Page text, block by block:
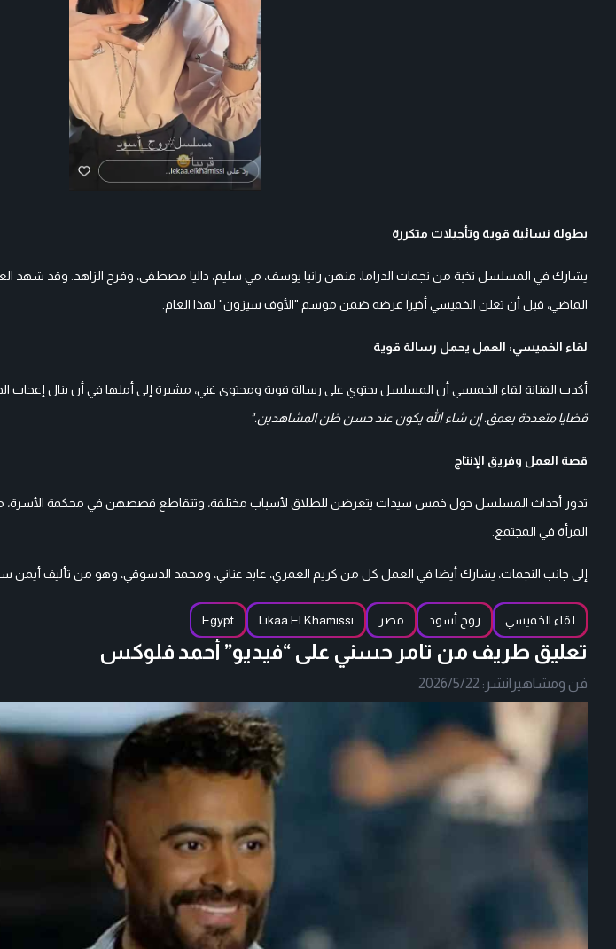
بطولة نسائية قوية وتأجيلات متكررة
يشارك في المسلسل نخبة من نجمات الدراما، منهن رانيا يوسف، مي سليم، داليا مصطفى، وفرح الزاهد. وقد شهد
الماضي، قبل أن تعلن الخميسي أخيرا عرضه ضمن موسم "الأوف سيزون" لهذا العام.
لقاء الخميسي: العمل يحمل رسالة قوية
أكدت الفنانة لقاء الخميسي أن المسلسل يحتوي على رسالة قوية ومحتوى غني، مشيرة إلى أملها في أن ينال إعجاب
قضايا متعددة بعمق. إن شاء الله يكون عند حسن ظن المشاهدين."
قصة العمل وفريق الإنتاج
تدور أحداث المسلسل حول خمس سيدات يتعرضن للطلاق لأسباب مختلفة، وتتقاطع قصصهن في محكمة
المرأة في المجتمع.
إلى جانب النجمات، يشارك أيضا في العمل كل من كريم العمري، عابد عناني، ومحمد الدسوقي، وهو من تأليف أيمن
لقاء الخميسي روج أسود مصر Likaa El Khamissi
Egypt
تعليق طريف من تامر حسني على “فيديو” أحمد فلوكس
فن ومشاهير |نشر: 2026/5/22